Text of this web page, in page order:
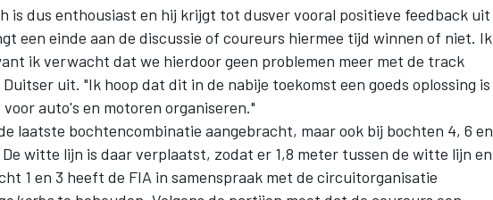
is dus enthousiast en hij krijgt tot dusver vooral positieve feedback uit
een einde aan de discussie of coureurs hiermee tijd winnen of niet. Ik
ik verwacht dat we hierdoor geen problemen meer met de track
uit. "Ik hoop dat dit in de nabije toekomst een goeds oplossing is
auto's en motoren organiseren."
laatste bochtencombinatie aangebracht, maar ook bij bochten 4, 6 en
witte lijn is daar verplaatst, zodat er 1,8 meter tussen de witte lijn en
1 en 3 heeft de FIA in samenspraak met de circuitorganisatie